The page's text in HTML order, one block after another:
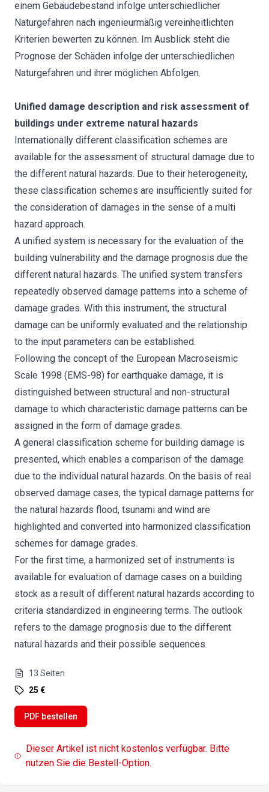
einem Gebäudebestand infolge unterschiedlicher
Naturgefahren nach ingenieurmäßig vereinheitlichten
Kriterien bewerten zu können. Im Ausblick steht die
Prognose der Schäden infolge der unterschiedlichen
Naturgefahren und ihrer möglichen Abfolgen.
Unified damage description and risk assessment of
buildings under extreme natural hazards
Internationally different classification schemes are
available for the assessment of structural damage due to
the different natural hazards. Due to their heterogeneity,
these classification schemes are insufficiently suited for
the consideration of damages in the sense of a multi
hazard approach.
A unified system is necessary for the evaluation of the
building vulnerability and the damage prognosis due the
different natural hazards. The unified system transfers
repeatedly observed damage patterns into a scheme of
damage grades. With this instrument, the structural
damage can be uniformly evaluated and the relationship
to the input parameters can be established.
Following the concept of the European Macroseismic
Scale 1998 (EMS-98) for earthquake damage, it is
distinguished between structural and non-structural
damage to which characteristic damage patterns can be
assigned in the form of damage grades.
A general classification scheme for building damage is
presented, which enables a comparison of the damage
due to the individual natural hazards. On the basis of real
observed damage cases, the typical damage patterns for
the natural hazards flood, tsunami and wind are
highlighted and converted into harmonized classification
schemes for damage grades.
For the first time, a harmonized set of instruments is
available for evaluation of damage cases on a building
stock as a result of different natural hazards according to
criteria standardized in engineering terms. The outlook
refers to the damage prognosis due to the different
natural hazards and their possible sequences.
13 Seiten
25 €
PDF bestellen
Dieser Artikel ist nicht kostenlos verfügbar. Bitte
nutzen Sie die Bestell-Option.